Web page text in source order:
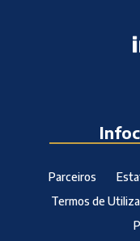
Parceiros
Termos de